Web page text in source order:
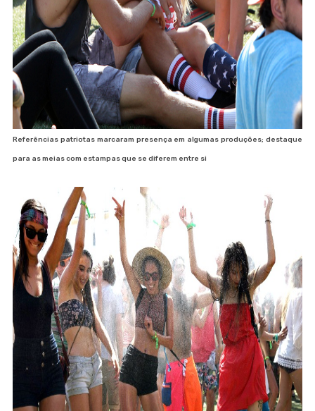
Referências patriotas marcaram presença em algumas produções; destaque
para as meias com estampas que se diferem entre si